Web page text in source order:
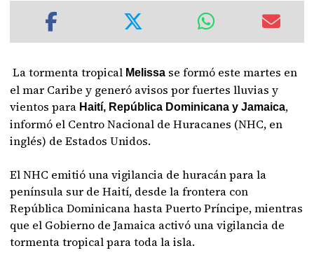
La tormenta tropical Melissa se formó este martes en
el mar Caribe y generó avisos por fuertes lluvias y
vientos para Haití, República Dominicana y Jamaica,
informó el Centro Nacional de Huracanes (NHC, en
inglés) de Estados Unidos.
El NHC emitió una vigilancia de huracán para la
península sur de Haití, desde la frontera con
República Dominicana hasta Puerto Príncipe, mientras
que el Gobierno de Jamaica activó una vigilancia de
tormenta tropical para toda la isla.